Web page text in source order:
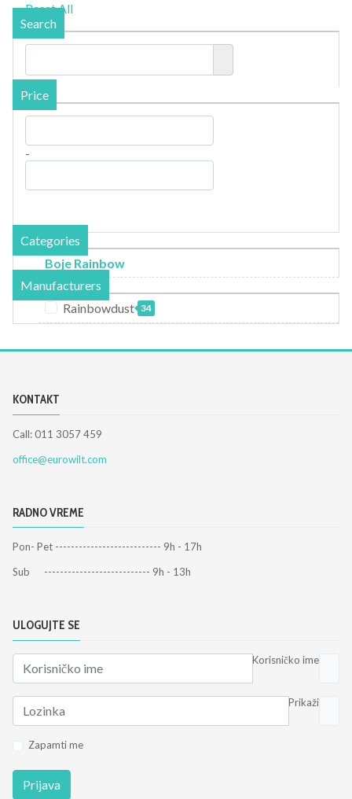
Reset All
Search
Price
-
Categories
Boje Rainbow
Manufacturers
Rainbowdust 34
KONTAKT
Call: 011 3057 459
office@eurowilt.com
RADNO VREME
Pon- Pet --------------------------- 9h - 17h
Sub --------------------------- 9h - 13h
ULOGUJTE SE
Korisničko ime
Prikaži
Zapamti me
Prijava